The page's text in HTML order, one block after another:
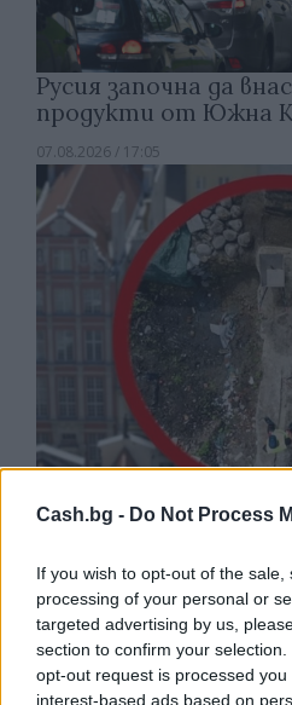
Cash.bg - Do Not Process
If you wish to opt-out of the
processing of your personal or
targeted advertising by us,
section to confirm your
opt-out request is processed
interest-based ads based on
Русия започна да
продукти от Южна
07.08.2026 / 17:05
Древен храм на
Полша
07.08.2026 / 16:00